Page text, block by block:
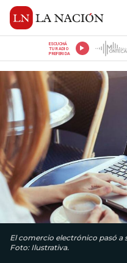
ESCUCHÁ
TU RADIO
PREFERIDA
El comercio electrónico pasó a
Foto: Ilustrativa.